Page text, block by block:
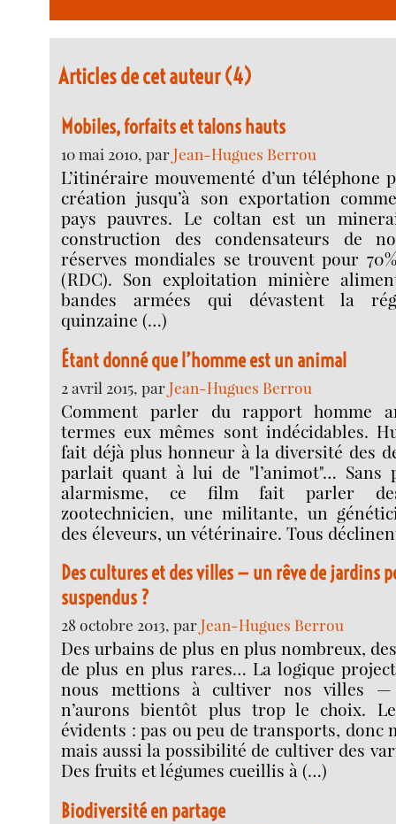
Articles de cet auteur (4)
Mobiles, forfaits et talons hauts
10 mai 2010, parJean-Hugues Berrou
L’itinéraire mouvementé d’un téléphone
création jusqu’à son exportation
pays pauvres. Le coltan est un
construction des condensateurs de
réserves mondiales se trouvent pour
(RDC). Son exploitation minière
bandes armées qui dévastent la
quinzaine (…)
Étant donné que l’homme est un animal
2 avril 2015, parJean-Hugues Berrou
Comment parler du rapport homme
termes eux mêmes sont indécidables.
fait déjà plus honneur à la diversité des
parlait quant à lui de "l’animot"…
alarmisme, ce film fait parler
zootechnicien, une militante, un
des éleveurs, un vétérinaire. Tous
Des cultures et des villes — un rêve de jardins
suspendus ?
28 octobre 2013, parJean-Hugues Berrou
Des urbains de plus en plus nombreux,
de plus en plus rares… La logique
nous mettions à cultiver nos villes —
n’aurons bientôt plus trop le choix.
évidents : pas ou peu de transports, donc
mais aussi la possibilité de cultiver des
Des fruits et légumes cueillis à (…)
Biodiversité en partage